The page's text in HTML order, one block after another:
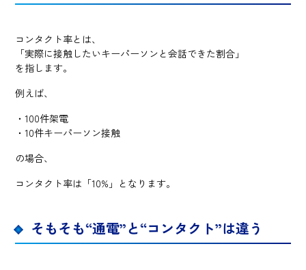
コンタクト率とは、
「実際に接触したいキーパーソンと会話できた割合」
を指します。
例えば、
・100件架電
・10件キーパーソン接触
の場合、
コンタクト率は「10%」となります。
そもそも“通電”と“コンタクト”は違う